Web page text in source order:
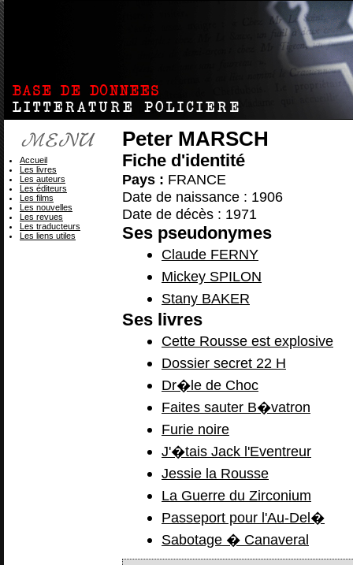
Peter MARSCH
Fiche d'identité
Pays : FRANCE
Date de naissance : 1906
Date de décès : 1971
Ses pseudonymes
Claude FERNY
Mickey SPILON
Stany BAKER
Ses livres
Cette Rousse est explosive
Dossier secret 22 H
Dr�le de Choc
Faites sauter B�vatron
Furie noire
J'�tais Jack l'Eventreur
Jessie la Rousse
La Guerre du Zirconium
Passeport pour l'Au-Del�
Sabotage � Canaveral
Accueil
Les livres
Les auteurs
Les éditeurs
Les films
Les nouvelles
Les revues
Les traducteurs
Les liens utiles